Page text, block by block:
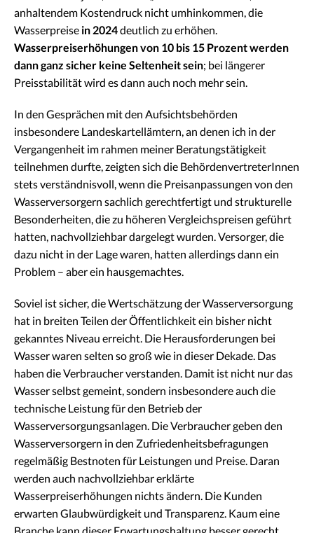
anhaltendem Kostendruck nicht umhinkommen, die
Wasserpreise in 2024deutlich zu erhöhen.
Wasserpreiserhöhungen von 10 bis 15 Prozent werden
dann ganz sicher keine Seltenheit sein; bei längerer
Preisstabilität wird es dann auch noch mehr sein.
In den Gesprächen mit den Aufsichtsbehörden
insbesondere Landeskartellämtern, an denen ich in der
Vergangenheit im rahmen meiner Beratungstätigkeit
teilnehmen durfte, zeigten sich die BehördenvertreterInnen
stets verständnisvoll, wenn die Preisanpassungen von den
Wasserversorgern sachlich gerechtfertigt und strukturelle
Besonderheiten, die zu höheren Vergleichspreisen geführt
hatten, nachvollziehbar dargelegt wurden. Versorger, die
dazu nicht in der Lage waren, hatten allerdings dann ein
Problem – aber ein hausgemachtes.
Soviel ist sicher, die Wertschätzung der Wasserversorgung
hat in breiten Teilen der Öffentlichkeit ein bisher nicht
gekanntes Niveau erreicht. Die Herausforderungen bei
Wasser waren selten so groß wie in dieser Dekade. Das
haben die Verbraucher verstanden. Damit ist nicht nur das
Wasser selbst gemeint, sondern insbesondere auch die
technische Leistung für den Betrieb der
Wasserversorgungsanlagen. Die Verbraucher geben den
Wasserversorgern in den Zufriedenheitsbefragungen
regelmäßig Bestnoten für Leistungen und Preise. Daran
werden auch nachvollziehbar erklärte
Wasserpreiserhöhungen nichts ändern. Die Kunden
erwarten Glaubwürdigkeit und Transparenz. Kaum eine